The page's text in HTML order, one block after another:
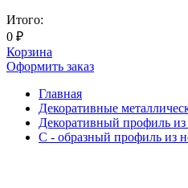
Итого:
0 ₽
Корзина
Оформить заказ
Главная
Декоративные
Декоративный профиль
С - образный профиль из